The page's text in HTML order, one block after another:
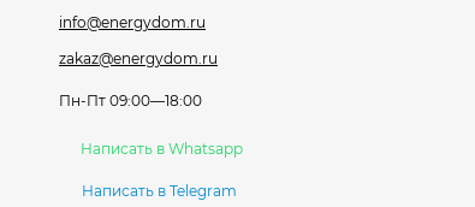
info@energydom.ru
zakaz@energydom.ru
Пн-Пт 09:00—18:00
Написать в Whatsapp
Написать в Telegram